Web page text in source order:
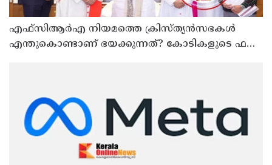
എഫ്‌സിആര്‍എ നിയമത്തെ ക്രിസ്ത്യന്‍സഭകള്‍
എന്തുകൊണ്ടാണ് ഭയക്കുന്നത്? കോടികളുടെ ഫണ്ട്